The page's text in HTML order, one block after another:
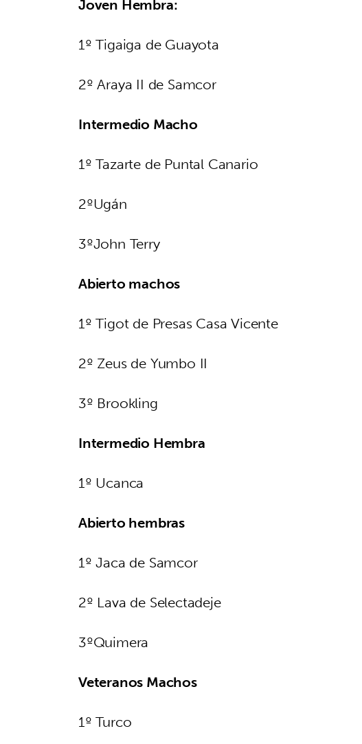
1º Tigaiga de Guayota
2º Araya II de Samcor
Intermedio Macho
1º Tazarte de Puntal Canario
2ºUgán
3ºJohn Terry
Abierto machos
1º Tigot de Presas Casa Vicente
2º Zeus de Yumbo II
3º Brookling
Intermedio Hembra
1º Ucanca
Abierto hembras
1º Jaca de Samcor
2º Lava de Selectadeje
3ºQuimera
Veteranos Machos
1º Turco